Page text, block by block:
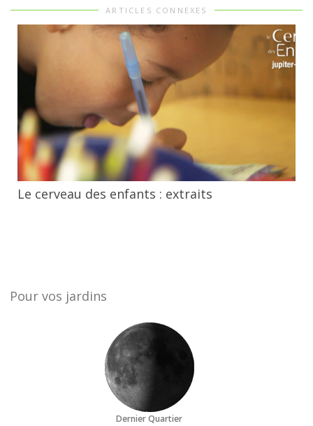
ARTICLES CONNEXES
Le cerveau des enfants : extraits
Pour vos jardins
Dernier Quartier